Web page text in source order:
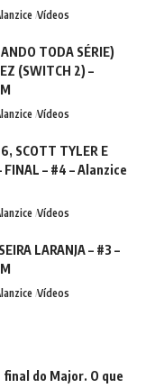
Vídeos
TODA SÉRIE)
(SWITCH 2) –
Vídeos
SCOTT TYLER E
FINAL – #4 – Alanzice
Vídeos
LARANJA – #3 –
Vídeos
final do Major. O que